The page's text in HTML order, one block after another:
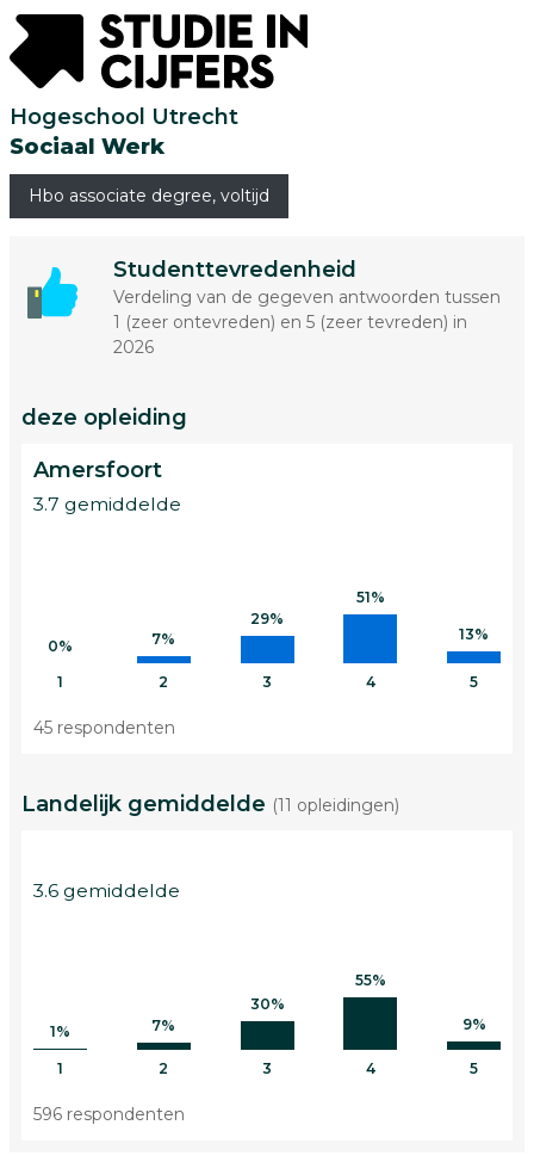
Hogeschool Utrecht
Sociaal Werk
Hbo associate degree, voltijd
Studenttevredenheid
Verdeling van de gegeven antwoorden tussen
1 (zeer ontevreden) en 5 (zeer tevreden) in
2026
deze opleiding
Amersfoort
3.7 gemiddelde
0%
1
7%
2
29%
3
51%
4
13%
5
45 respondenten
Landelijk gemiddelde (11 opleidingen)
3.6 gemiddelde
1%
1
7%
2
30%
3
55%
4
9%
5
596 respondenten